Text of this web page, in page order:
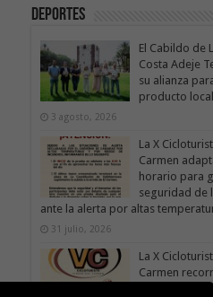
Deportes
El Cabildo de
Costa Adeje
su alianza
producto local
3 agosto, 2026
La X
Carmen
horario para
seguridad de
ante la alerta por altas
31 julio, 2026
La X
Carmen
los paisajes